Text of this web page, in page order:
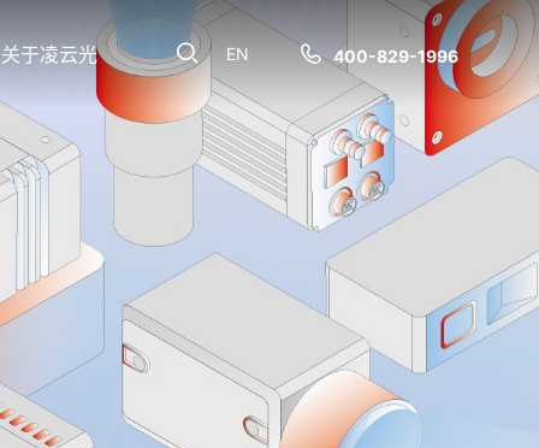
400-829-1996
EN
关于凌云光